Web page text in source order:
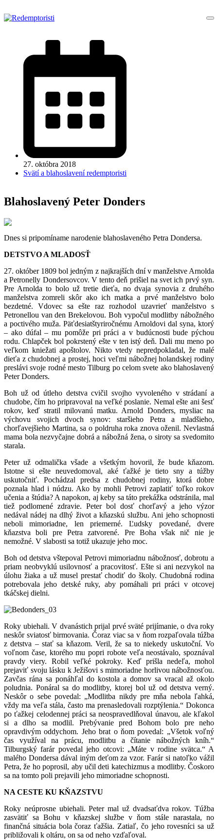
27. októbra 2018
Svätí a blahoslavení redemptoristi
Blahoslavený Peter Donders
Dnes si pripomíname narodenie blahoslaveného Petra Dondersa.
DETSTVO A MLADOSŤ
27. október 1809 bol jedným z najkrajších dní v manželstve Arnolda
a Petronelly Dondersovcov. V tento deň prišiel na svet ich prvý syn.
Pre Arnolda to bolo už tretie dieťa, no dvaja synovia z druhého
manželstva zomreli skôr ako ich matka a prvé manželstvo bolo
bezdetné. Vdovec sa ešte raz rozhodol uzavrieť manželstvo s
Petronellou van den Brekelovou. Boh vypočul modlitby nábožného
a poctivého muža. Päťdesiatštyriročnému Arnoldovi dal syna, ktorý
– ako dúfal – mu pomôže pri práci a v budúcnosti bude pýchou
rodu. Chlapček bol pokrstený ešte v ten istý deň. Dali mu meno po
veľkom kniežati apoštolov. Nikto vtedy nepredpokladal, že malé
dieťa z chudobnej a prostej, hoci veľmi nábožnej holandskej rodiny
preslávi svoje rodné mesto Tilburg po celom svete ako blahoslavený
Peter Donders.
Boh už od útleho detstva cvičil svojho vyvoleného v strádaní a
chudobe, čím ho pripravoval na veľké poslanie. Nemal ešte ani šesť
rokov, keď stratil milovanú matku. Arnold Donders, mysliac na
výchovu svojich dvoch synov: staršieho Petra a mladšieho,
chorľavejšieho Martina, sa o poldruha roka znova oženil. Nevlastná
mama bola nezvyčajne dobrá a nábožná žena, o siroty sa svedomito
starala.
Peter už odmalička všade a všetkým hovoril, že bude kňazom.
Istotne si ešte neuvedomoval, aké ťažké je tieto sny a túžby
uskutočniť. Pochádzal predsa z chudobnej rodiny, ktorá dobre
poznala hlad i núdzu. Ako by mohli Petrovi zaplatiť toľko rokov
učenia a štúdia? A napokon, aj keby sa táto prekážka odstránila, mal
tiež podlomené zdravie. Peter bol dosť chorľavý a jeho výzor
nedával nádej na dlhý život a kňazskú službu. Ani jeho schopnosti
neboli mimoriadne, len priemerné. Ľudsky povedané, dvere
kňazstva boli pre Petra zatvorené. Pre Boha však nič nie je
nemožné. V slabosti sa totiž ukazuje jeho moc.
Boh od detstva vštepoval Petrovi mimoriadnu nábožnosť, dobrotu a
priam neobvyklú usilovnosť a pracovitosť. Ešte si ani nezvykol na
úlohu žiaka a už musel prestať chodiť do školy. Chudobná rodina
potrebovala jeho detské ruky, aby pomáhali pri práci v otcovej
tkáčskej dielni.
Roky ubiehali. V dvanástich prijal prvé sväté prijímanie, o dva roky
neskôr sviatosť birmovania. Čoraz viac sa v ňom rozpaľovala túžba
z detstva – stať sa kňazom. Veril, že sa to niekedy uskutoční. Vo
voľnom čase, ktorého mu popri robote veľa neostávalo, spoznával
pravdy viery. Robil veľké pokroky. Keď prišla nedeľa, mohol
prejaviť svoju lásku k Ježišovi s mimoriadne horlivou nábožnosťou.
Zavčas rána sa ponáhľal do kostola a domov sa vracal až okolo
poludnia. Ponáral sa do modlitby, ktorej bol už od detstva verný.
Neskôr o sebe povedal: „Modlitba nikdy pre mňa nebola ľahká,
vždy ma veľa stála, často ma prenasledovali rozptýlenia.“ Dokonca
po ťažkej celodennej práci sa neospravedlňoval únavou, ale kľakol
si a dlho sa modlil. Prebývanie pred Bohom bolo pre neho
opravdivým oddychom. Jeho brat o ňom povedal: „Všetok voľný
čas využíval na prácu, modlitbu a čítanie nábožných kníh.“
Tilburgský farár povedal jeho otcovi: „Máte v rodine svätca.“ A
malého Dondersa dával iným deťom za vzor. Farár si natoľko vážil
Petra, že ho poprosil, aby učil deti katechizmus a modlitby. Čoskoro
sa na tomto poli prejavili jeho mimoriadne schopnosti.
NA CESTE KU KŇAZSTVU
Roky neúprosne ubiehali. Peter mal už dvadsaťdva rokov. Túžba
zasvätiť sa Bohu v kňazskej službe v ňom stále narastala, no
finančná situácia bola čoraz ťažšia. Zatiaľ, čo jeho rovesníci sa už
približovali k oltáru, on sa od neho vzďaľoval.